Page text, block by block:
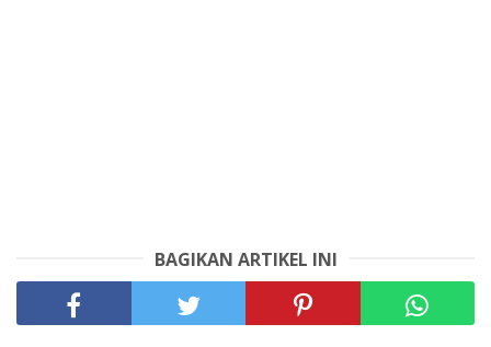
BAGIKAN ARTIKEL INI